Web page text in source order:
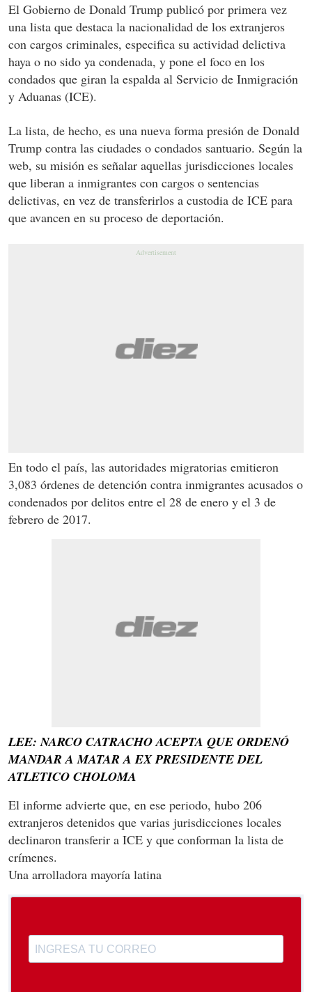
El Gobierno de Donald Trump publicó por primera vez
una lista que destaca la nacionalidad de los extranjeros
con cargos criminales, especifica su actividad delictiva
haya o no sido ya condenada, y pone el foco en los
condados que giran la espalda al Servicio de Inmigración
y Aduanas (ICE).
La lista, de hecho, es una nueva forma presión de Donald
Trump contra las ciudades o condados santuario. Según la
web, su misión es señalar aquellas jurisdicciones locales
que liberan a inmigrantes con cargos o sentencias
delictivas, en vez de transferirlos a custodia de ICE para
que avancen en su proceso de deportación.
En todo el país, las autoridades migratorias emitieron
3,083 órdenes de detención contra inmigrantes acusados o
condenados por delitos entre el 28 de enero y el 3 de
febrero de 2017.
LEE: NARCO CATRACHO ACEPTA QUE ORDENÓ
MANDAR A MATAR A EX PRESIDENTE DEL
ATLETICO CHOLOMA
El informe advierte que, en ese periodo, hubo 206
extranjeros detenidos que varias jurisdicciones locales
declinaron transferir a ICE y que conforman la lista de
crímenes.
Una arrolladora mayoría latina